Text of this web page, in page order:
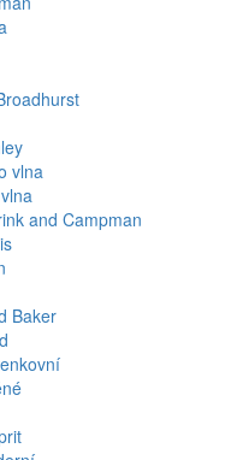
vlna
and Campman
Baker